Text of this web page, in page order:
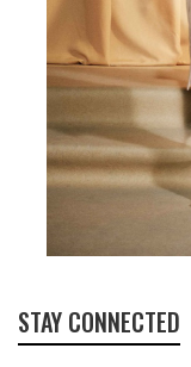
STAY CONNECTED